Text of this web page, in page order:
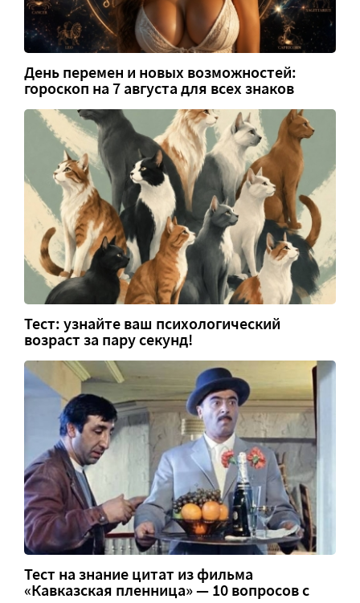
День перемен и новых возможностей:
гороскоп на 7 августа для всех знаков
Тест: узнайте ваш психологический
возраст за пару секунд!
Тест на знание цитат из фильма
«Кавказская пленница» — 10 вопросов с